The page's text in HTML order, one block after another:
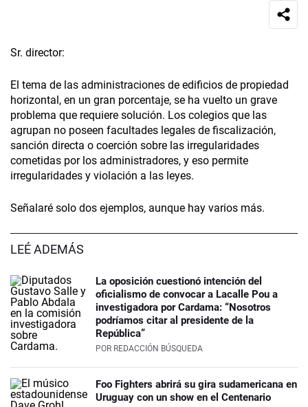
Sr. director:
El tema de las administraciones de edificios de propiedad
horizontal, en un gran porcentaje, se ha vuelto un grave
problema que requiere solución. Los colegios que las
agrupan no poseen facultades legales de fiscalización,
sanción directa o coerción sobre las irregularidades
cometidas por los administradores, y eso permite
irregularidades y violación a las leyes.
Señalaré solo dos ejemplos, aunque hay varios más.
LEÉ ADEMÁS
La oposición cuestionó intención del
oficialismo de convocar a Lacalle Pou a
investigadora por Cardama: “Nosotros
podríamos citar al presidente de la
República”
POR REDACCIÓN BÚSQUEDA
Foo Fighters abrirá su gira sudamericana en
Uruguay con un show en el Centenario